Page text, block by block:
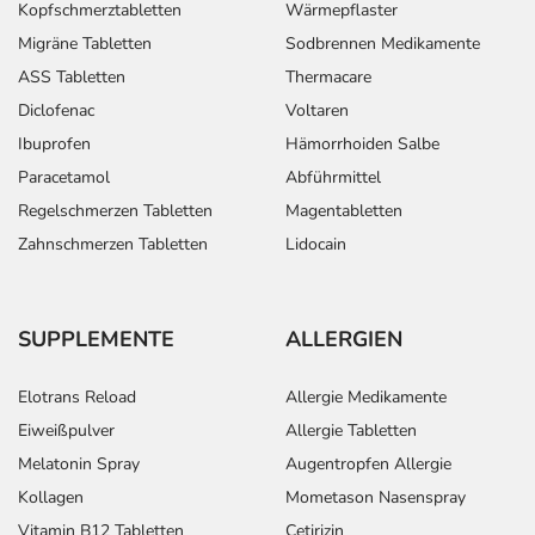
Dosierung
Text Personen Einzeldosis
Folgende
Dosierungsempfehlungen
werden gegeben - die
spezielle Erkrankung
besprechen Sie am
Jugendliche ab
Körpergewicht
Erwachsene
Tabletten
Anwendungshinweise
Die Gesamtdosis sollte nicht ohne Rücksprache mit
einem Arzt oder Apotheker überschritten werden.
Art der Anwendung?
Nehmen Sie das Arzneimittel mit Flüssigkeit (z.B. 1 Glas
Kopfschmerztabletten
Migräne Tabletten
ASS Tabletten
Diclofenac
Ibuprofen
Paracetamol
Regelschmerzen Tabletten
Zahnschmerzen Tabletten
Wärmepflaster
Sodbrennen Medikamente
Thermacare
Voltaren
Hämorrhoiden Salbe
Abführmittel
Magentabletten
Lidocain
SUPPLEMENTE
Elotrans Reload
Eiweißpulver
Melatonin Spray
Kollagen
ALLERGIEN
Allergie Medikamente
Allergie Tabletten
Augentropfen Allergie
Mometason Nasenspray